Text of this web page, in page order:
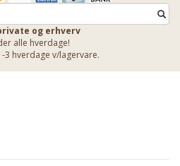
og erhverv
alle hverdage!
3 hverdage v/lagervare.